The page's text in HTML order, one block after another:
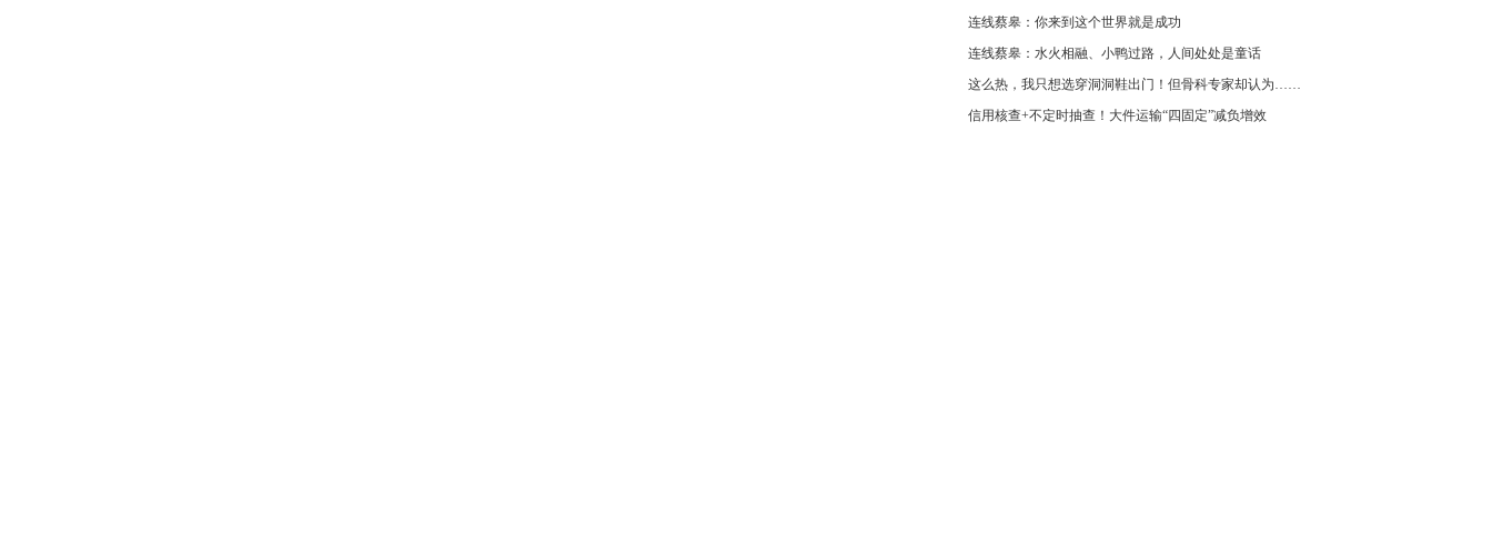
连线蔡皋：你来到这个世界就是成功
连线蔡皋：水火相融、小鸭过路，人间处处是童话
这么热，我只想选穿洞洞鞋出门！但骨科专家却认为……
信用核查+不定时抽查！大件运输“四固定”减负增效